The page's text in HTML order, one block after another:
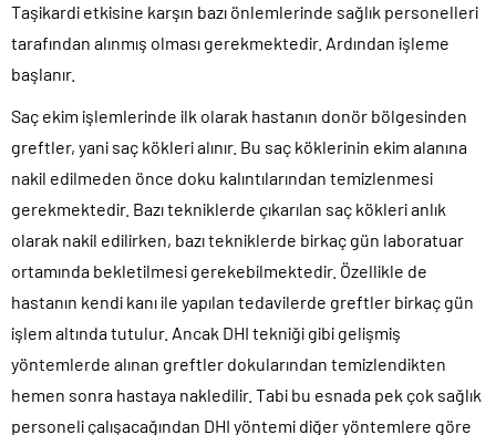
Taşikardi etkisine karşın bazı önlemlerinde sağlık personelleri
tarafından alınmış olması gerekmektedir. Ardından işleme
başlanır.
Saç ekim işlemlerinde ilk olarak hastanın donör bölgesinden
greftler, yani saç kökleri alınır. Bu saç köklerinin ekim alanına
nakil edilmeden önce doku kalıntılarından temizlenmesi
gerekmektedir. Bazı tekniklerde çıkarılan saç kökleri anlık
olarak nakil edilirken, bazı tekniklerde birkaç gün laboratuar
ortamında bekletilmesi gerekebilmektedir. Özellikle de
hastanın kendi kanı ile yapılan tedavilerde greftler birkaç gün
işlem altında tutulur. Ancak DHI tekniği gibi gelişmiş
yöntemlerde alınan greftler dokularından temizlendikten
hemen sonra hastaya nakledilir. Tabi bu esnada pek çok sağlık
personeli çalışacağından DHI yöntemi diğer yöntemlere göre